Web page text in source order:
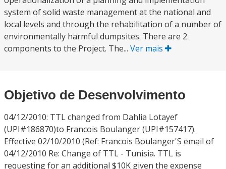
system of solid waste management at the national and
local levels and through the rehabilitation of a number of
environmentally harmful dumpsites. There are 2
components to the Project. The... Ver mais
Objetivo de Desenvolvimento
04/12/2010: TTL changed from Dahlia Lotayef
(UPI#186870)to Francois Boulanger (UPI#157417).
Effective 02/10/2010 (Ref: Francois Boulanger'S email of
04/12/2010 Re: Change of TTL - Tunisia. TTL is
requesting for an additional $10K given the expense